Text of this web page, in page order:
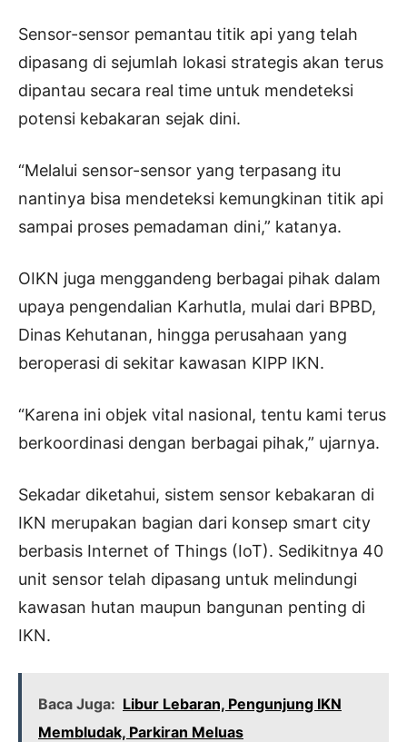
Sensor-sensor pemantau titik api yang telah
dipasang di sejumlah lokasi strategis akan terus
dipantau secara real time untuk mendeteksi
potensi kebakaran sejak dini.
“Melalui sensor-sensor yang terpasang itu
nantinya bisa mendeteksi kemungkinan titik api
sampai proses pemadaman dini,” katanya.
OIKN juga menggandeng berbagai pihak dalam
upaya pengendalian Karhutla, mulai dari BPBD,
Dinas Kehutanan, hingga perusahaan yang
beroperasi di sekitar kawasan KIPP IKN.
“Karena ini objek vital nasional, tentu kami terus
berkoordinasi dengan berbagai pihak,” ujarnya.
Sekadar diketahui, sistem sensor kebakaran di
IKN merupakan bagian dari konsep smart city
berbasis Internet of Things (IoT). Sedikitnya 40
unit sensor telah dipasang untuk melindungi
kawasan hutan maupun bangunan penting di
IKN.
Baca Juga: Libur Lebaran, Pengunjung IKN
Membludak, Parkiran Meluas